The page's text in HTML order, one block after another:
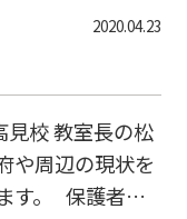
しております。
など、 大阪・
開に向けて動
）に気をつけな
組みます。 頑
んばってみた
2020.04.23
校 教室長の松
や周辺の現状を
す。 保護者